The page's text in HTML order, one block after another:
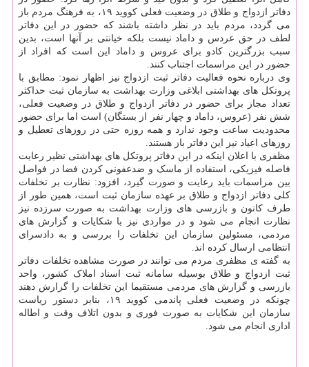
دفاتر ازدواج و طلاق در وضعیت فعلی کووید ۱۹، به فرهنگ مردم باز
می گردد، مردم باید در نظر داشته باشند که حضور در این دفاتر
لطف در حق عردس و داماد نیست بلکه خیانتی بر آنها است، بدین
سبب بزرگترین کادو برای عروس و داماد این است که افراد از
حضور در این مراسمات اجتناب کنند.
وی درباره نحوه فعالیت دفاتر ثبت ازدواج نیز اظهار نمود: مطابق با
پروتکل های بهداشتی ابلاغی وزارت بهداشت به سازمان ثبت حداکثر
تعداد مجاز برای حضور در دفاتر ازدواج و طلاق در وضعیت فعلی،
شش نفر (عروس، داماد و چهار نفر از بستگان) است اما برای حضور
محدودیت ساعت وجود ندارد و همه روزه حتی در روزهای تعطیل و
روزهای اعیاد نیز این دفاتر باز هستند.
مظفری با اعلان اینکه در این دفاتر پروتکل های بهداشتی نظیر رعایت
فاصله فیزیکی، استفاده از ماسک و ضدعفونی کردن فضا در فواصل
بین مراسمات باید رعایت و صورت گیرد، افزود: نظارت بر تخلفات
کلی دفاتر ازدواج و طلاق بر عهده سازمان ثبت است، همین طور از
طرف کانون و بازرسی های وزارت بهداشت به صورت سرزده نیز
نظارت انجام می شود و در مواردی نیز با شکایات و گزارش های
مردمی، مسئولین سازمان این تخلفات را بررسی و به دادسرای
انتظامی ارسال کرده اند.
به گفته ی مظفری مردم می توانند در صورت مشاهده تخلفات دفاتر
ثبت ازدواج و طلاق بوسیله سامانه ثبت اسناد املاک کشور، واحد
بازرسی و گزارش های مردمی مستقیما این تخلفات را گزارش دهند
چونکه در وضعیت فعلی پاندمی کووید ۱۹، بنابر دستور ریاست
سازمان این شکایات به صورت فوری و بدون اتلاف وقت و اطاله
اداری انجام می شود.